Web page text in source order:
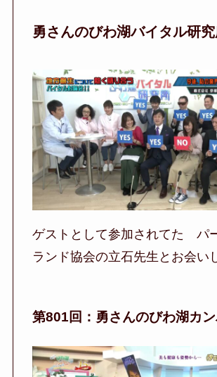
勇さんのびわ湖バイタル研
ゲストとして参加されてた パ
ランド協会の立石先生とお会い
第801回：勇さんのびわ湖カ